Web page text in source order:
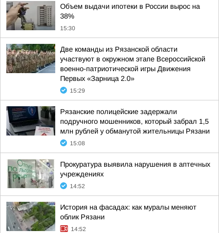
Объем выдачи ипотеки в России вырос на
38%
15:30
Две команды из Рязанской области
участвуют в окружном этапе Всероссийской
военно-патриотической игры Движения
Первых «Зарница 2.0»
15:29
Рязанские полицейские задержали
подручного мошенников, который забрал 1,5
млн рублей у обманутой жительницы Рязани
15:08
Прокуратура выявила нарушения в аптечных
учреждениях
14:52
История на фасадах: как муралы меняют
облик Рязани
14:52